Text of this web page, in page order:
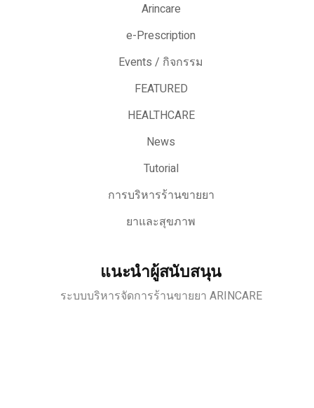
Arincare
e-Prescription
Events / กิจกรรม
FEATURED
HEALTHCARE
News
Tutorial
การบริหารร้านขายยา
ยาและสุขภาพ
แนะนำผู้สนับสนุน
ระบบบริหารจัดการร้านขายยา ARINCARE